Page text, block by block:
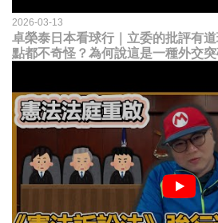
2026-03-13
卓榮泰日本看球行｜立委的批評有
點都不奇怪？為何說這是一種外交突